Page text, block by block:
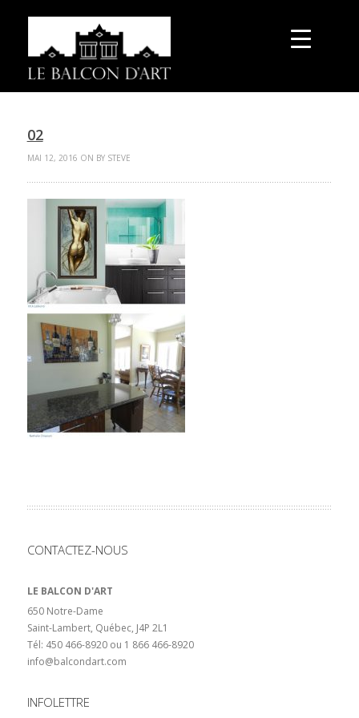
02
MAI 12, 2016 ON BY STEVE
CONTACTEZ-NOUS
LE BALCON D'ART
650 Notre-Dame
Saint-Lambert, Québec, J4P 2L1
Tél: 450 466-8920 ou 1 866 466-8920
info@balcondart.com
INFOLETTRE